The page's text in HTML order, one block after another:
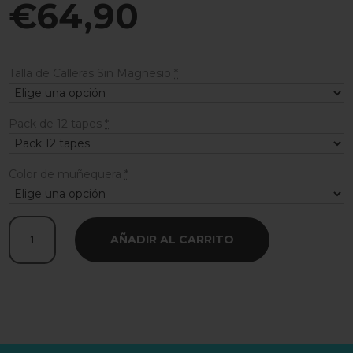
€64,90
Talla de Calleras Sin Magnesio *
Pack de 12 tapes *
Color de muñequera *
Beast
Primal
AÑADIR AL CARRITO